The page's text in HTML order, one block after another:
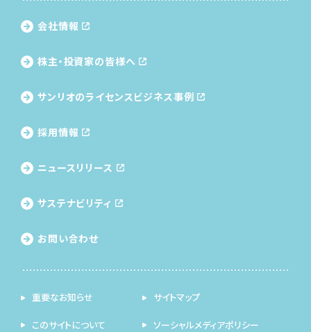
会社情報
株主・投資家の皆様へ
サンリオのライセンス ビジネス事例
採用情報
ニュースリリース
サステナビリティ
お問い合わせ
重要なお知らせ サイトマップ
このサイトについて ソーシャルメディアポリシー